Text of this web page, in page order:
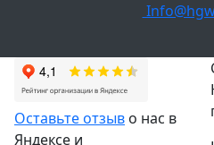
Оставьте отзыв о нас в
Яндексе и